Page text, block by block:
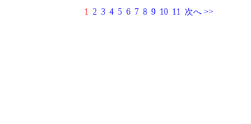
1 2 3 4 5 6 7 8 9 10 11 次へ >>